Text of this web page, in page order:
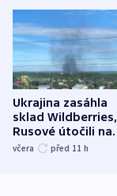
Ukrajina zasáhla
sklad Wildberries,
Rusové útočili na
trh, hasiče či
včera před 11 h